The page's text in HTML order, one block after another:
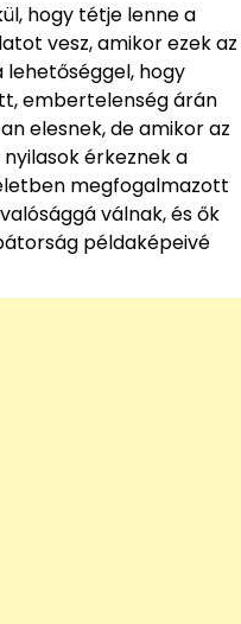
hogy tétje lenne a
vesz, amikor ezek az
lehetőséggel, hogy
embertelenség árán
elesnek, de amikor az
érkeznek a
megfogalmazott
válnak, és ők
példaképeivé